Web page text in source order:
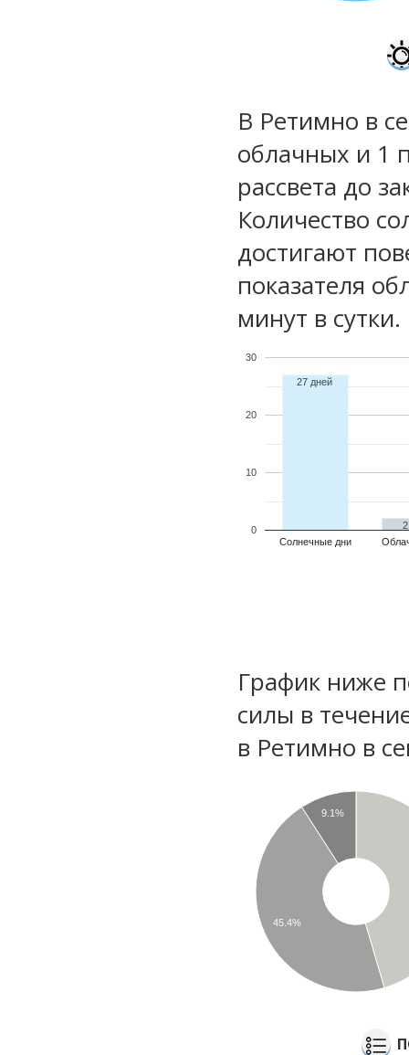
В Ретимно в
облачных и 1
рассвета до
Количество
достигают
показателя
минут в сутки.
Солнечные дни
0
10
20
30
27 дней
График ниже
силы в
в Ретимно в
9.1%
45.4%